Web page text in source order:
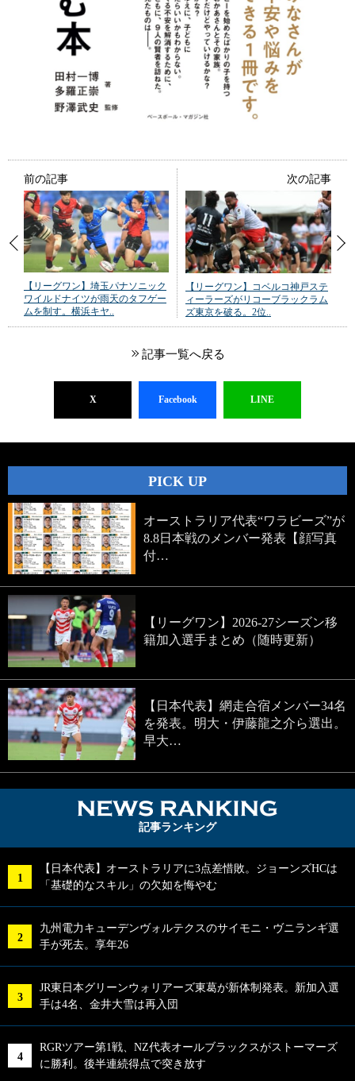
前の記事
【リーグワン】埼玉パナソニック
ワイルドナイツが雨天のタフゲー
ムを制す。横浜キヤ..
次の記事
【リーグワン】コベルコ神戸ステ
ィーラーズがリコーブラックラム
ズ東京を破る。2位..
記事一覧へ戻る
X Facebook LINE
PICK UP
オーストラリア代表“ワラビーズ”が
8.8日本戦のメンバー発表【顔写真
付…
【リーグワン】2026-27シーズン移
籍加入選手まとめ（随時更新）
【日本代表】網走合宿メンバー34名
を発表。明大・伊藤龍之介ら選出。
早大…
記事ランキング
【日本代表】オーストラリアに3点差惜敗。ジョーンズHCは
「基礎的なスキル」の欠如を悔やむ
九州電力キューデンヴォルテクスのサイモニ・ヴニランギ選
手が死去。享年26
JR東日本グリーンウォリアーズ東葛が新体制発表。新加入選
手は4名、金井大雪は再入団
RGRツアー第1戦、NZ代表オールブラックスがストーマーズ
に勝利。後半連続得点で突き放す